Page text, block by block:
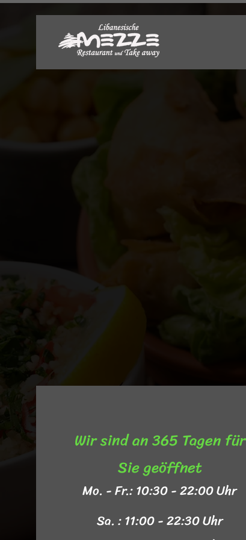
Wir sind an 365 Tagen für
Sie geöffnet​
Mo. - Fr.: 10:30 - 22:00 Uhr
Sa. : 11:00 - 22:30 Uhr